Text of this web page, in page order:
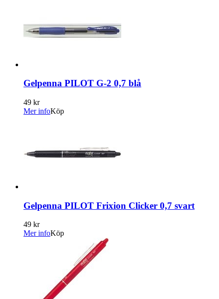
Gelpenna PILOT G-2 0,7 blå
49 kr
Mer infoKöp
Gelpenna PILOT Frixion Clicker 0,7 svart
49 kr
Mer infoKöp